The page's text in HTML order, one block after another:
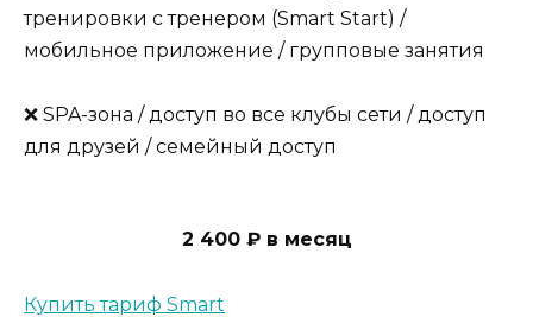
тренировки с тренером (Smart Start) /
мобильное приложение / групповые занятия
❌ SPA-зона / доступ во все клубы сети / доступ
для друзей / семейный доступ
2 400 ₽ в месяц
Купить тариф Smart